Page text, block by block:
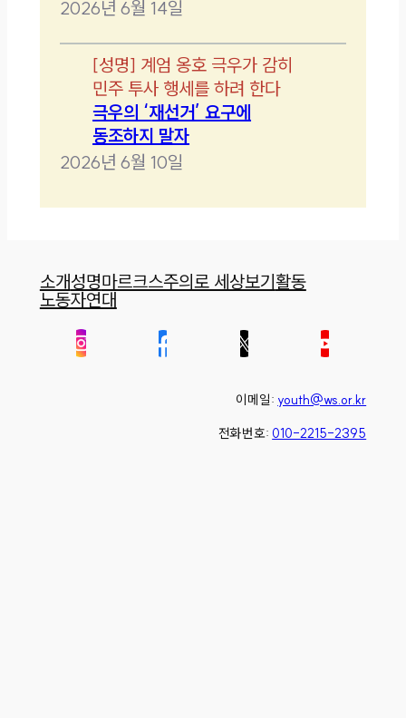
2026년 6월 14일
[성명] 계엄 옹호 극우가 감히
민주 투사 행세를 하려 한다
극우의 ‘재선거’ 요구에
동조하지 말자
2026년 6월 10일
소개성명마르크스주의로 세상보기활동
노동자연대
이메일: youth@ws.or.kr
전화번호: 010-2215-2395